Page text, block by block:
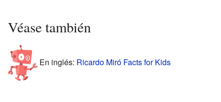
Véase también
En inglés: Ricardo Miró Facts for Kids